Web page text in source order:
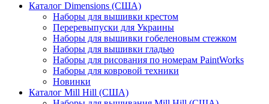
Каталог Dimensions (США)
Наборы для вышивки крестом
Переревыпуски для Украины
Наборы для вышивки гобеленовым стежком
Наборы для вышивки гладью
Наборы для рисования по номерам PaintWorks
Наборы для ковровой техники
Новинки
Каталог Mill Hill (США)